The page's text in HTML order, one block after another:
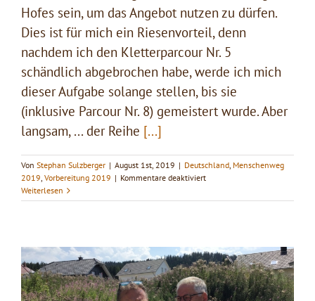
Hofes sein, um das Angebot nutzen zu dürfen.
Dies ist für mich ein Riesenvorteil, denn
nachdem ich den Kletterparcour Nr. 5
schändlich abgebrochen habe, werde ich mich
dieser Aufgabe solange stellen, bis sie
(inklusive Parcour Nr. 8) gemeistert wurde. Aber
langsam, ... der Reihe [...]
Von Stephan Sulzberger | August 1st, 2019 | Deutschland, Menschenweg
2019, Vorbereitung 2019 | Kommentare deaktiviertfür
am
Weiterlesen